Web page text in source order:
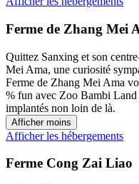
Ferme de Zhang Mei
Quittez Sanxing et son
Mei Ama, une curiosité
Ferme de Zhang Mei Ama
% fun avec Zoo Bambi Land
implantés non loin de là.
Afficher moins
Afficher les hébergements
Ferme Cong Zai Liao